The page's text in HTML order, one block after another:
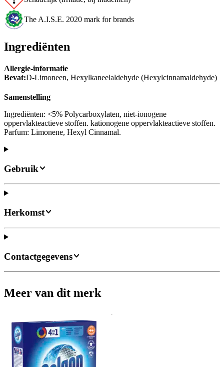
The A.I.S.E. 2020 mark for brands
Ingrediënten
Allergie-informatie
Bevat:D-Limoneen, Hexylkaneelaldehyde (Hexylcinnamaldehyde)
Samenstelling
Ingrediënten: <5% Polycarboxylaten, niet-ionogene
oppervlakteactieve stoffen. kationogene oppervlakteactieve stoffen.
Parfum: Limonene, Hexyl Cinnamal.
Gebruik
Herkomst
Contactgegevens
Meer van dit merk